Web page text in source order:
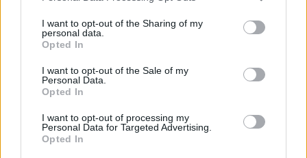
I want to opt-out of the Sharing of my
personal data.
Opted In
I want to opt-out of the Sale of my
Personal Data.
Opted In
I want to opt-out of processing my
Personal Data for Targeted Advertising.
Opted In
εγχειρίδια και τεχνικά
χαρακτηριστικά τους.